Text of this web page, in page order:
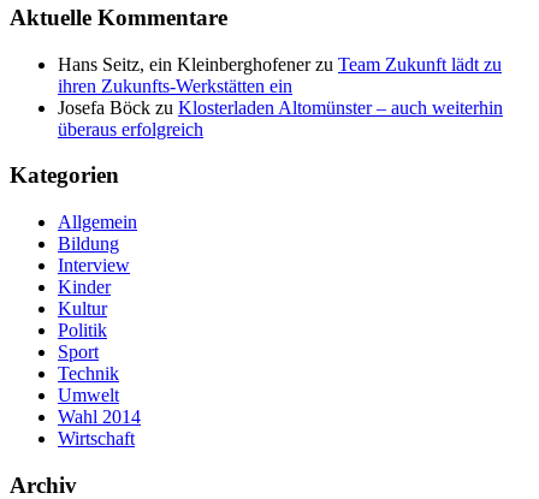
Aktuelle Kommentare
Hans Seitz, ein Kleinberghofenerzu Team Zukunft lädt zu
ihren Zukunfts-Werkstätten ein
Josefa Böck zu Klosterladen Altomünster – auch weiterhin
überaus erfolgreich
Kategorien
Allgemein
Bildung
Interview
Kinder
Kultur
Politik
Sport
Technik
Umwelt
Wahl 2014
Wirtschaft
Archiv